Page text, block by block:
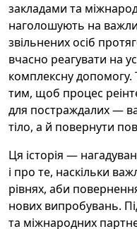
закладами та
наголошують на
звільнених осіб
вчасно реагувати на
комплексну
тим, щоб процес
для постраждалих —
тіло, а й повернути
Ця історія —
і про те, наскільки
рівнях, аби
нових випробувань.
та міжнародних